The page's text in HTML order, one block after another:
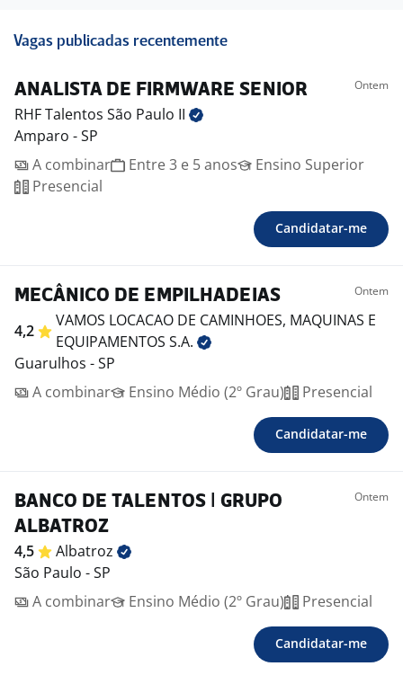
Vagas publicadas recentemente
ANALISTA DE FIRMWARE SENIOR Ontem
RHF Talentos São Paulo II
Amparo - SP
A combinar
Entre 3 e 5 anos
Ensino Superior
Presencial
Candidatar-me
MECÂNICO DE EMPILHADEIAS Ontem
4,2
VAMOS LOCACAO DE CAMINHOES, MAQUINAS E
EQUIPAMENTOS S.A.
Guarulhos - SP
A combinar
Ensino Médio (2º Grau) Presencial
Candidatar-me
BANCO DE TALENTOS | GRUPO
ALBATROZ
Ontem
4,5
Albatroz
São Paulo - SP
A combinar
Ensino Médio (2º Grau) Presencial
Candidatar-me